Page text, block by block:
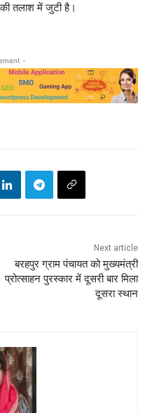
तलाश में जुटी है।
-
Next article
बरहपुर ग्राम पंचायत को मुख्यमंत्री
प्रोत्साहन पुरस्कार में दूसरी बार मिला
दूसरा स्थान